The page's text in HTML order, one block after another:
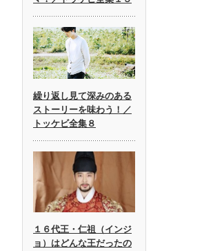
繰り返し見て深みのある
ストーリーを味わう！／
トッケビ全集８
１６代王・仁祖（インジ
ョ）はどんな王だったの